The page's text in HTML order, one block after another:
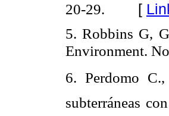
20-29. [
5. Robbins G,
Environment.
6. Perdomo
subterráneas